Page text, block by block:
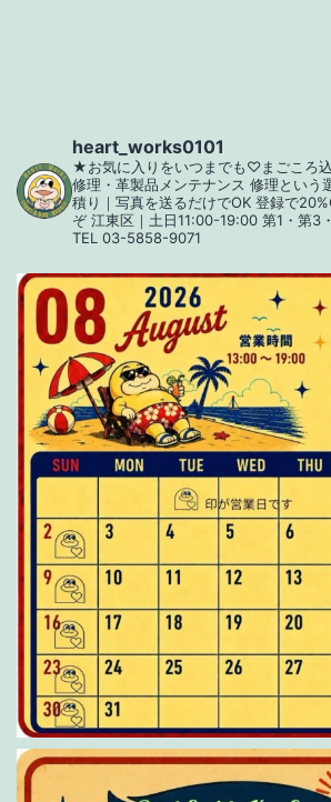
ン
heart_works0101
★お気に入りをいつまでも♡まごころ
修理・革製品メンテナンス 修理という
積り｜写真を送るだけでOK 登録で
ぞ江東区｜土日11:00-19:00 第1・第3
TEL 03-5858-9071